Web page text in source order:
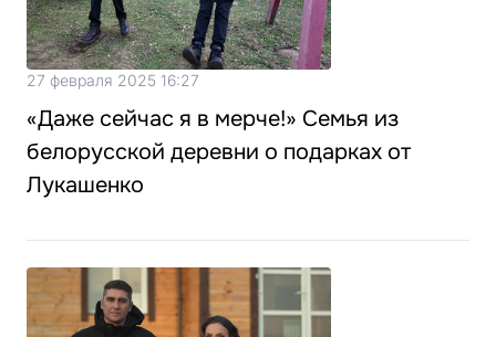
27 февраля 2025 16:27
«Даже сейчас я в мерче!» Семья из
белорусской деревни о подарках от
Лукашенко